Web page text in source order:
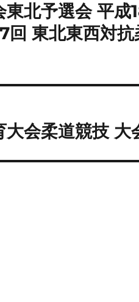
北予選会 平成
東北東西対
会柔道競技 大